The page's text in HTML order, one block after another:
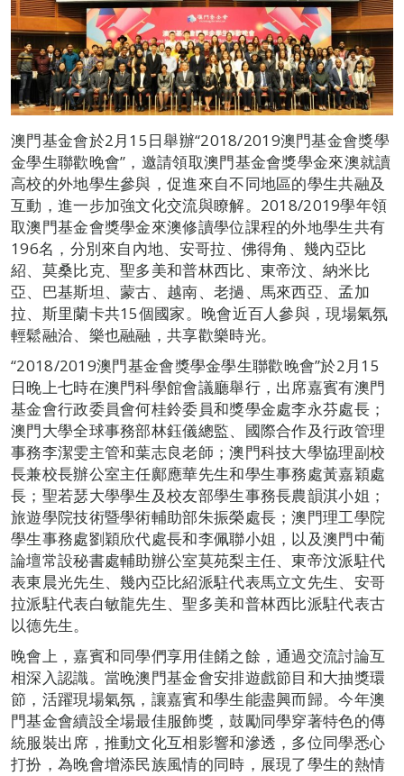
澳門基金會於2月15日舉辦“2018/2019澳門基金會獎學
金學生聯歡晚會”，邀請領取澳門基金會獎學金來澳就讀
高校的外地學生參與，促進來自不同地區的學生共融及
互動，進一步加強文化交流與瞭解。2018/2019學年領
取澳門基金會獎學金來澳修讀學位課程的外地學生共有
196名，分別來自內地、安哥拉、佛得角、幾內亞比
紹、莫桑比克、聖多美和普林西比、東帝汶、納米比
亞、巴基斯坦、蒙古、越南、老撾、馬來西亞、孟加
拉、斯里蘭卡共15個國家。晚會近百人參與，現場氣氛
輕鬆融洽、樂也融融，共享歡樂時光。
“2018/2019澳門基金會獎學金學生聯歡晚會”於2月15
日晚上七時在澳門科學館會議廳舉行，出席嘉賓有澳門
基金會行政委員會何桂鈴委員和獎學金處李永芬處長；
澳門大學全球事務部林鈺儀總監、國際合作及行政管理
事務李潔雯主管和葉志良老師；澳門科技大學協理副校
長兼校長辦公室主任鄺應華先生和學生事務處黃嘉穎處
長；聖若瑟大學學生及校友部學生事務長農韻淇小姐；
旅遊學院技術暨學術輔助部朱振榮處長；澳門理工學院
學生事務處劉穎欣代處長和李佩聯小姐，以及澳門中葡
論壇常設秘書處輔助辦公室莫苑梨主任、東帝汶派駐代
表東晨光先生、幾內亞比紹派駐代表馬立文先生、安哥
拉派駐代表白敏龍先生、聖多美和普林西比派駐代表古
以德先生。
晚會上，嘉賓和同學們享用佳餚之餘，通過交流討論互
相深入認識。當晚澳門基金會安排遊戲節目和大抽獎環
節，活躍現場氣氛，讓嘉賓和學生能盡興而歸。今年澳
門基金會續設全場最佳服飾獎，鼓勵同學穿著特色的傳
統服裝出席，推動文化互相影響和滲透，多位同學悉心
打扮，為晚會增添民族風情的同時，展現了學生的熱情